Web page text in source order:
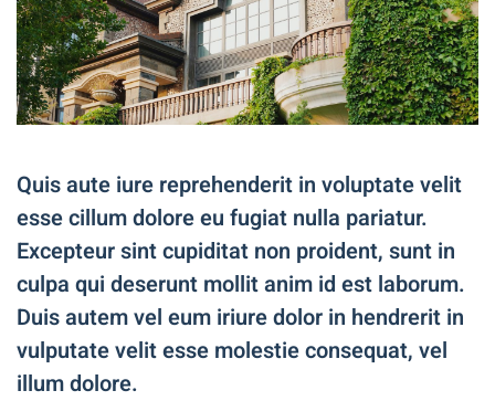
Quis aute iure reprehenderit in voluptate velit
esse cillum dolore eu fugiat nulla pariatur.
Excepteur sint cupiditat non proident, sunt in
culpa qui deserunt mollit anim id est laborum.
Duis autem vel eum iriure dolor in hendrerit in
vulputate velit esse molestie consequat, vel
illum dolore.